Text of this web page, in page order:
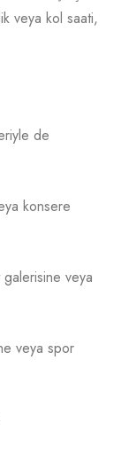
veya kol saati,
de
konsere
veya
veya spor